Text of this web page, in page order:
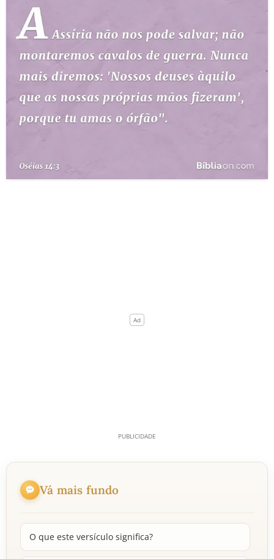
ESBOÇOS DE PREGAÇÃO
TEMAS
PERGUNTE À BÍBLIA IA
TERMO BÍBLICO
QUEM SOMOS
Vá mais fundo
O que este versículo significa?